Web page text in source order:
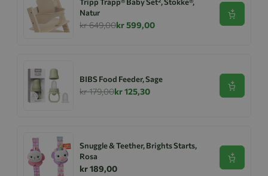
Tripp Trapp® Baby Set², Stokke®,
Natur
kr 649,00kr 599,00
Se
BIBS Food Feeder, Sage
kr 179,00kr 125,30 Se
Snuggle & Teether, Brights Starts,
Rosa
kr 189,00
Se